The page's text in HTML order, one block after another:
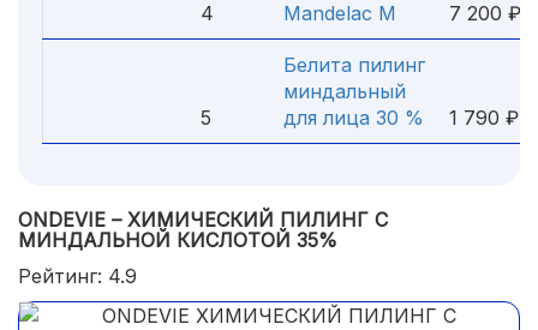
4
Mandelac M
7 200 ₽
5
Белита пилинг
миндальный
для лица 30 %
1 790 ₽
ONDEVIE – ХИМИЧЕСКИЙ ПИЛИНГ С
МИНДАЛЬНОЙ КИСЛОТОЙ 35%
Рейтинг: 4.9